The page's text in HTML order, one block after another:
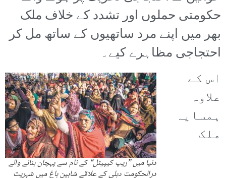
حکومتی حملوں اور تشدد کے خلاف ملک
بھر میں اپنے مرد ساتھیوں کے ساتھ مل کر
احتجاجی مظاہرے کیے۔
دنیا میں ”ریپ کیپیٹل“ کے نام سے پہچان بنانے والے
درالحکومت دہلی کے علاقے شاہین باغ میں شہریت
اس کے
علاوہ
ہمسایہ
ملک